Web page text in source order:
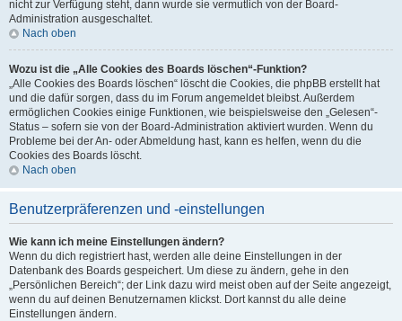
nicht zur Verfügung steht, dann wurde sie vermutlich von der Board-
Administration ausgeschaltet.
Nach oben
Wozu ist die „Alle Cookies des Boards löschen“-Funktion?
„Alle Cookies des Boards löschen“ löscht die Cookies, die phpBB erstellt hat
und die dafür sorgen, dass du im Forum angemeldet bleibst. Außerdem
ermöglichen Cookies einige Funktionen, wie beispielsweise den „Gelesen“-
Status – sofern sie von der Board-Administration aktiviert wurden. Wenn du
Probleme bei der An- oder Abmeldung hast, kann es helfen, wenn du die
Cookies des Boards löscht.
Nach oben
Benutzerpräferenzen und -einstellungen
Wie kann ich meine Einstellungen ändern?
Wenn du dich registriert hast, werden alle deine Einstellungen in der
Datenbank des Boards gespeichert. Um diese zu ändern, gehe in den
„Persönlichen Bereich“; der Link dazu wird meist oben auf der Seite angezeigt,
wenn du auf deinen Benutzernamen klickst. Dort kannst du alle deine
Einstellungen ändern.